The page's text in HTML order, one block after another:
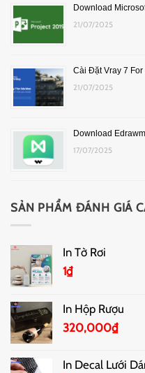
Download
21/07/2025
Cài Đặt Vray 7 For
21/07/2025
Download
17/07/2025
SẢN PHẨM ĐÁNH GIÁ
In Tờ Rơi
1₫
In Hộp Rượu
320,000₫
In Decal Lưới